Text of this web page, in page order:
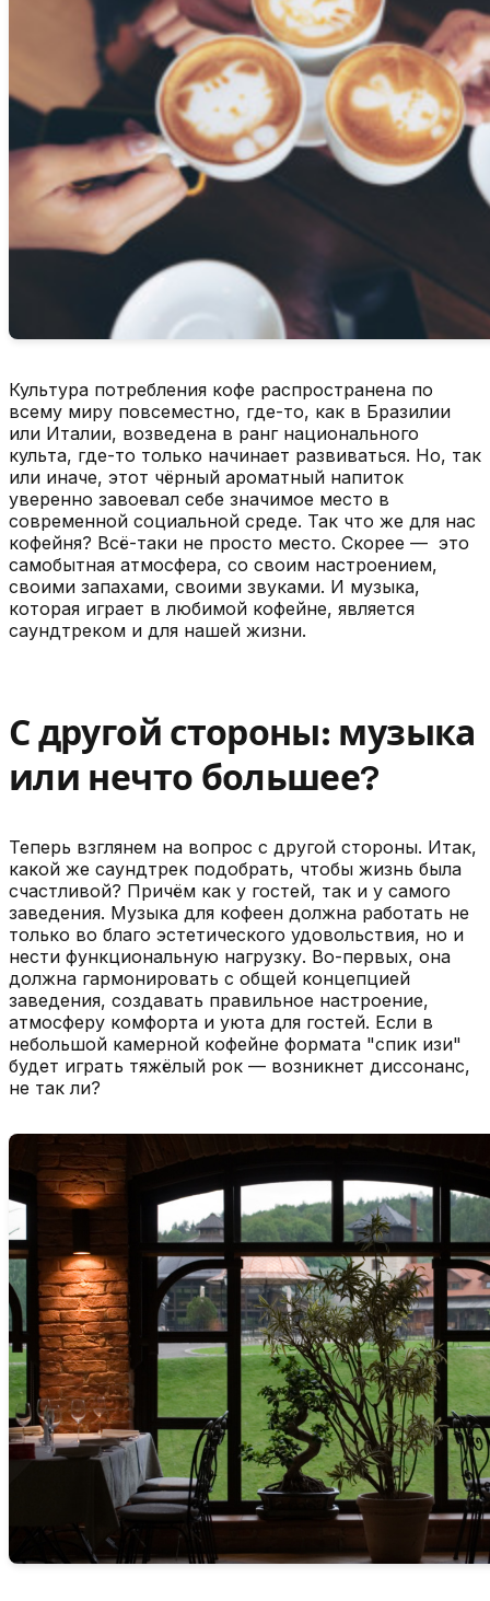
Культура потребления кофе распространена по
всему миру повсеместно, где-то, как в Бразилии
или Италии, возведена в ранг национального
культа, где-то только начинает развиваться. Но, так
или иначе, этот чёрный ароматный напиток
уверенно завоевал себе значимое место в
современной социальной среде. Так что же для нас
кофейня? Всё-таки не просто место. Скорее — это
самобытная атмосфера, со своим настроением,
своими запахами, своими звуками. И музыка,
которая играет в любимой кофейне, является
саундтреком и для нашей жизни.
С другой стороны: музыка
или нечто большее?
Теперь взглянем на вопрос с другой стороны. Итак,
какой же саундтрек подобрать, чтобы жизнь была
счастливой? Причём как у гостей, так и у самого
заведения. Музыка для кофеен должна работать не
только во благо эстетического удовольствия, но и
нести функциональную нагрузку. Во-первых, она
должна гармонировать с общей концепцией
заведения, создавать правильное настроение,
атмосферу комфорта и уюта для гостей. Если в
небольшой камерной кофейне формата "спик изи"
будет играть тяжёлый рок — возникнет диссонанс,
не так ли?